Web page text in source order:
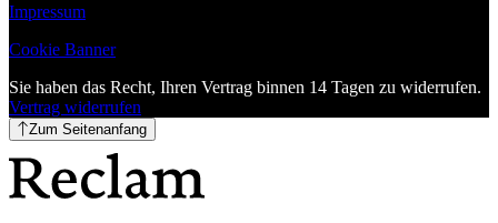
Impressum
Cookie Banner
Sie haben das Recht, Ihren Vertrag binnen 14 Tagen zu widerrufen.
Vertrag widerrufen
Zum Seitenanfang